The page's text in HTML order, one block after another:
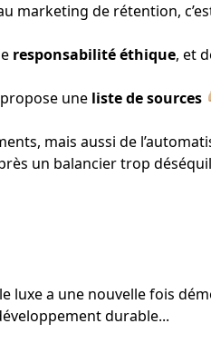
marketing de rétention,
responsabilité éthique, et
une liste de sources
mais aussi de
un balancier trop
luxe a une nouvelle fois
durable...